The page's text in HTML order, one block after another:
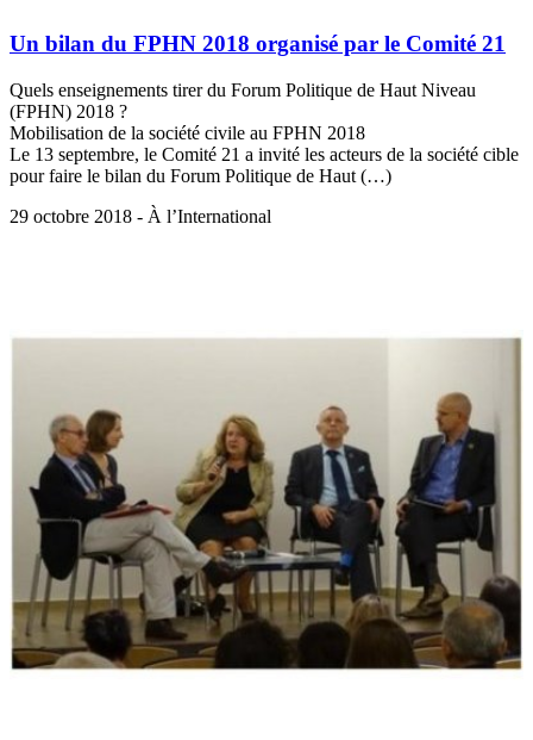
Un bilan du FPHN 2018 organisé par le Comité 21
Quels enseignements tirer du Forum Politique de Haut Niveau
(FPHN) 2018 ?
Mobilisation de la société civile au FPHN 2018
Le 13 septembre, le Comité 21 a invité les acteurs de la société cible
pour faire le bilan du Forum Politique de Haut (…)
29 octobre 2018 - À l’International